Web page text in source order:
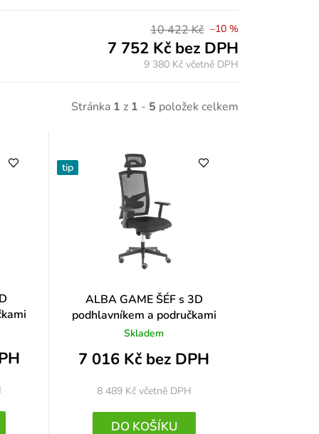
10 422 Kč –10 %
9 380 Kč včetně DPH
7 752 Kč bez DPH
Stránka 1 z 1 - 5 položek celkem
tip
ALBA GAME ŠÉF s 3D
podhlavníkem a područkami
Skladem
7 016 Kč bez DPH
8 489 Kč včetně DPH
DO KOŠÍKU